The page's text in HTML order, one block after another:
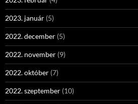
2023. január (5)
2022. december (5)
2022. november (9)
2022. október (7)
2022. szeptember (10)